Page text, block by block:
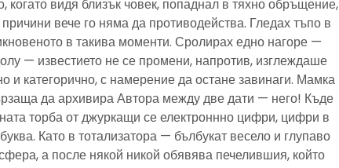
когато видя близък човек, попаднал в тяхно обръщение,
вече го няма да противодейства. Гледах тъпо в
в такива моменти. Сролирах едно нагоре —
— известието не се промени, напротив, изглеждаше
и категорично, с намерение да остане завинаги. Мамка
да архивира Автора между две дати — него! Къде
торба от джуркащи се електроннно цифри, цифри в
Като в тотализатора — бълбукат весело и глупаво
а после някой никой обявява печелившия, който